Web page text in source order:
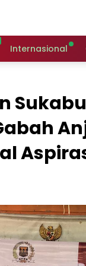
Internasional